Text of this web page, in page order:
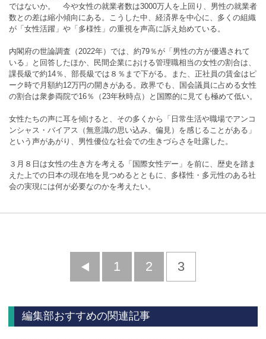
ではないか。 今や女性の就業者数は3000万人を上回り、男性の就業者
数との差は縮小傾向にある。こうした中、経済界を中心に、多くの組織
が「女性活躍」や「多様性」の重視を声高に訴え始めている。
内閣府の世論調査（2022年）では、約79％が「男性の方が優遇されて
いる」と回答したほか、民間企業における管理職相当の女性の割合は、
課長級で約14％、部長級では８％まで下がる。また、正社員の賃金はピ
ーク時で月額約12万円の開きがある。政界でも、国会議員に占める女性
の割合は衆参両院で16％（23年秋時点）と国際的に見ても極めて低い。
女性たちの声に耳を傾けると、その多くから「日常生活や職場でアンコ
ンシャス・バイアス（無意識の思い込み、偏見）を感じることがある」
という声があがり、男性優位な社会での生きづらさを吐露した。
３月８日は女性の生き方を考える「国際女性デー」を前に、歴史を踏ま
えた上での日本の現在地を見つめるとともに、多様性・多元性のある社
会の実現には何が必要なのかを考えたい。
前
1 2 3
編集部おすすめの関連記事